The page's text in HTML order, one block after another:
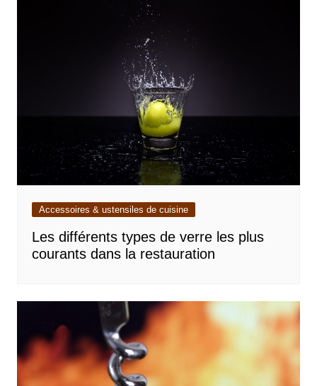
Accessoires & ustensiles de cuisine
Les différents types de verre les plus
courants dans la restauration